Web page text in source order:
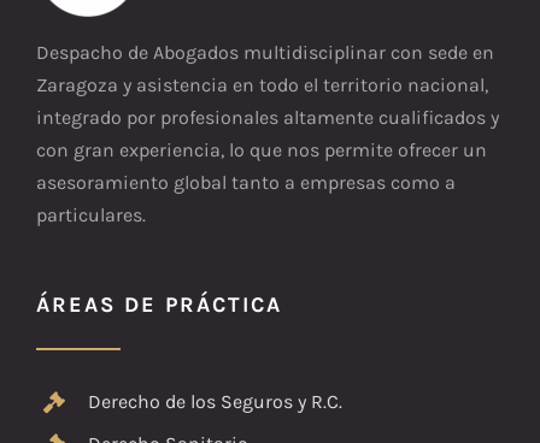
Despacho de Abogados multidisciplinar con sede en
Zaragoza y asistencia en todo el territorio nacional,
integrado por profesionales altamente cualificados y
con gran experiencia, lo que nos permite ofrecer un
asesoramiento global tanto a empresas como a
particulares.
ÁREAS DE PRÁCTICA
Derecho de los Seguros y R.C.